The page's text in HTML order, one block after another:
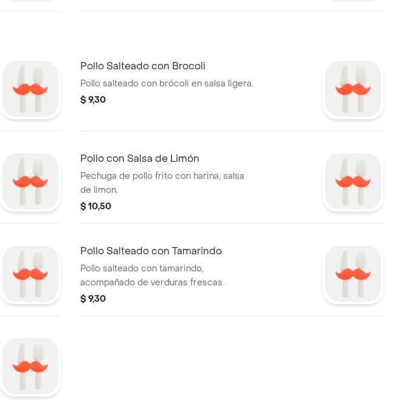
Pollo Salteado con Brocoli
Pollo salteado con brócoli en salsa ligera.
$ 9,30
Pollo con Salsa de Limón
Pechuga de pollo frito con harina, salsa
de limon.
$ 10,50
Pollo Salteado con Tamarindo
Pollo salteado con tamarindo,
acompañado de verduras frescas.
$ 9,30